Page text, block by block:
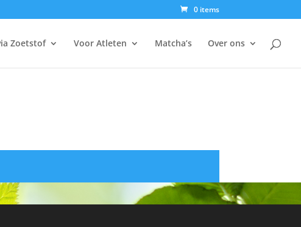
0 items
Zoetstof Voor Atleten Matcha’s Over ons